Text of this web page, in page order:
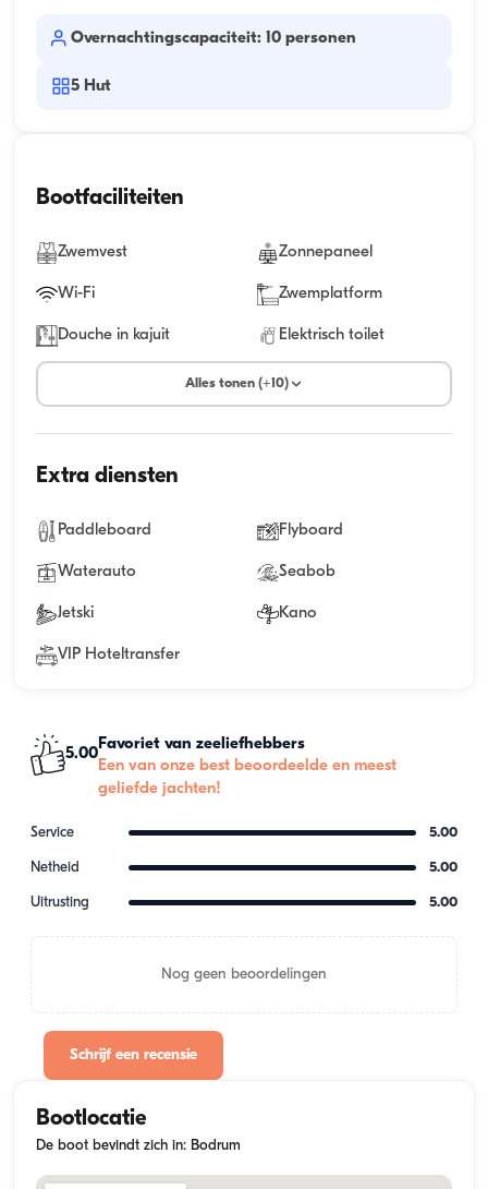
Overnachtingscapaciteit: 10 personen
5 Hut
Bootfaciliteiten
Zwemvest Zonnepaneel
Wi-Fi Zwemplatform
Douche in kajuit Elektrisch toilet
Alles tonen (+10)
Extra diensten
Paddleboard Flyboard
Waterauto Seabob
Jetski Kano
VIP Hoteltransfer
5.00
Favoriet van zeeliefhebbers
Een van onze best beoordeelde en meest
geliefde jachten!
Service 5.00
Netheid 5.00
Uitrusting 5.00
Nog geen beoordelingen
Schrijf een recensie
Bootlocatie
De boot bevindt zich in: Bodrum